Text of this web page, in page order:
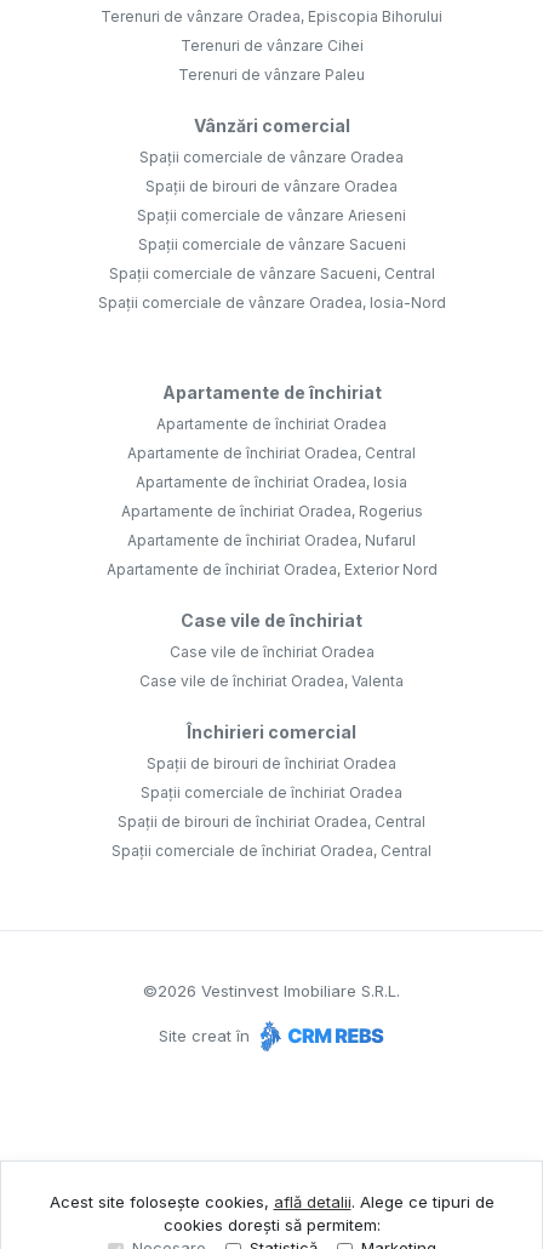
Terenuri de vânzare Oradea, Episcopia Bihorului
Terenuri de vânzare Cihei
Terenuri de vânzare Paleu
Vânzări comercial
Spații comerciale de vânzare Oradea
Spații de birouri de vânzare Oradea
Spații comerciale de vânzare Arieseni
Spații comerciale de vânzare Sacueni
Spații comerciale de vânzare Sacueni, Central
Spații comerciale de vânzare Oradea, Iosia-Nord
Apartamente de închiriat
Apartamente de închiriat Oradea
Apartamente de închiriat Oradea, Central
Apartamente de închiriat Oradea, Iosia
Apartamente de închiriat Oradea, Rogerius
Apartamente de închiriat Oradea, Nufarul
Apartamente de închiriat Oradea, Exterior Nord
Case vile de închiriat
Case vile de închiriat Oradea
Case vile de închiriat Oradea, Valenta
Închirieri comercial
Spații de birouri de închiriat Oradea
Spații comerciale de închiriat Oradea
Spații de birouri de închiriat Oradea, Central
Spații comerciale de închiriat Oradea, Central
©2026 Vestinvest Imobiliare S.R.L.
Site creat în
Acest site folosește cookies, află detalii. Alege ce tipuri de
cookies dorești să permitem: